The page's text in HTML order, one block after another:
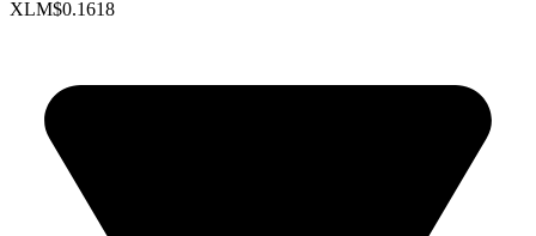
XLM$0.1618